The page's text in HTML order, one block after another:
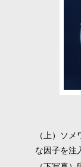
（上）ソ
な因子を注